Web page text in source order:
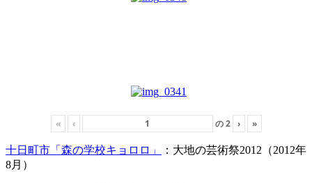
« ‹ の2 › »
十日町市「森の学校キョロロ」
：大地の芸術祭2012（2012年
8月）